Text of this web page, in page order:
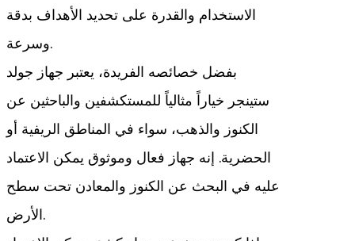
الاستخدام والقدرة على تحديد الأهداف بدقة
وسرعة.
بفضل خصائصه الفريدة، يعتبر جهاز جولد
ستينجر خياراً مثالياً للمستكشفين والباحثين عن
الكنوز والذهب، سواء في المناطق الريفية أو
الحضرية. إنه جهاز فعال وموثوق يمكن الاعتماد
عليه في البحث عن الكنوز والمعادن تحت سطح
الأرض.